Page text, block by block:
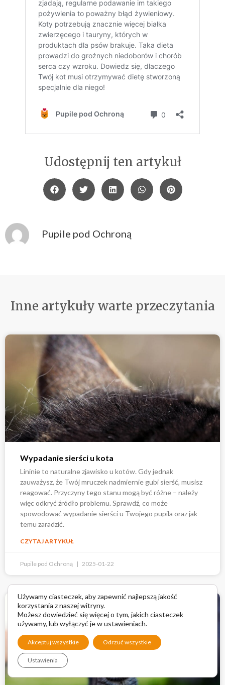
Udostępnij ten artykuł
Pupile pod Ochroną
Inne artykuły warte przeczytania
Wypadanie sierści u kota
Lininie to naturalne zjawisko u kotów. Gdy jednak
zauważysz, że Twój mruczek nadmiernie gubi sierść, musisz
reagować. Przyczyny tego stanu mogą być różne – należy
więc odkryć źródło problemu. Sprawdź, co może
spowodować wypadanie sierści u Twojego pupila oraz jak
temu zaradzić.
CZYTAJ ARTYKUŁ
Pupile pod Ochroną 2025-01-22
Używamy ciasteczek, aby zapewnić najlepszą jakość
korzystania z naszej witryny.
Możesz dowiedzieć się więcej o tym, jakich ciasteczek
używamy, lub wyłączyć je wustawieniach.
Akceptuj wszystkie Odrzuć wszystkie
Ustawienia